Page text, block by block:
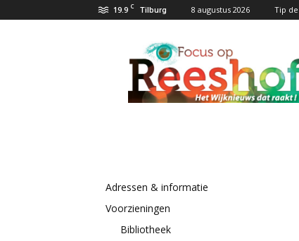
19.9 C Tilburg 8 augustus 2026 Tip
Focus
Reeshof.nl
Adressen & informatie
Voorzieningen
Bibliotheek